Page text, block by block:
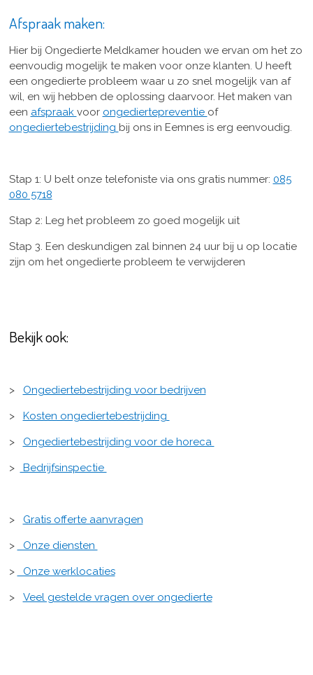
Afspraak maken:
Hier bij Ongedierte Meldkamer houden we ervan om het zo
eenvoudig mogelijk te maken voor onze klanten. U heeft
een ongedierte probleem waar u zo snel mogelijk van af
wil, en wij hebben de oplossing daarvoor. Het maken van
een afspraak voor ongediertepreventie of
ongediertebestrijding bij ons in Eemnes is erg eenvoudig.
Stap 1: U belt onze telefoniste via ons gratis nummer: 085
080 5718
Stap 2: Leg het probleem zo goed mogelijk uit
Stap 3. Een deskundigen zal binnen 24 uur bij u op locatie
zijn om het ongedierte probleem te verwijderen
Bekijk ook:
> Ongediertebestrijding voor bedrijven
> Kosten ongediertebestrijding
> Ongediertebestrijding voor de horeca
> Bedrijfsinspectie
> Gratis offerte aanvragen
> Onze diensten
> Onze werklocaties
> Veel gestelde vragen over ongedierte